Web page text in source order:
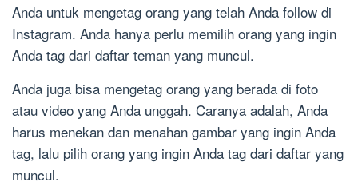
Anda untuk mengetag orang yang telah Anda follow di
Instagram. Anda hanya perlu memilih orang yang ingin
Anda tag dari daftar teman yang muncul.
Anda juga bisa mengetag orang yang berada di foto
atau video yang Anda unggah. Caranya adalah, Anda
harus menekan dan menahan gambar yang ingin Anda
tag, lalu pilih orang yang ingin Anda tag dari daftar yang
muncul.